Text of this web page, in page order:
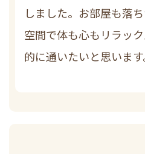
しました。お部屋も落
空間で体も心もリラッ
的に通いたいと思います